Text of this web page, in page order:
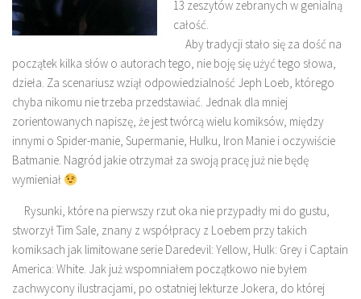
13 zeszytów zebranych w genialną
całość.
Aby tradycji stało się za dość na
początek kilka słów o autorach tego, nie boję się użyć tego słowa,
dzieła. Za scenariusz wziął odpowiedzialność Jeph Loeb, którego
chyba nikomu nie trzeba przedstawiać. Jednak dla mniej
zorientowanych napiszę, że jest twórcą wielu komiksów, między
innymi o Spider-manie, Supermanie, Hulku, Iron Manie i oczywiście
Batmanie. Nagród jakie otrzymał za swoją pracę już nie będę
wymieniał
Rysunki, które na pierwszy rzut oka nie przypadły mi do gustu,
stworzył Tim Sale, znany z współpracy z Loebem przy takich
komiksach jak limitowane serie Daredevil: Yellow, Hulk: Grey i Captain
America: White. Jak już wspomniałem początkowo nie byłem
zachwycony ilustracjami, po ostatniej lekturze Jokera, do której